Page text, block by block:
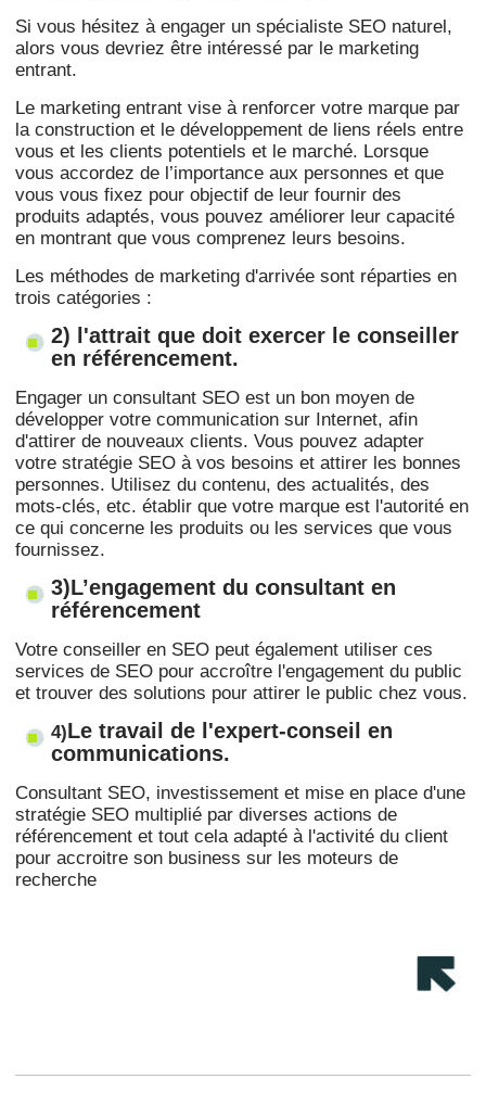
Si vous hésitez à engager un spécialiste SEO naturel,
alors vous devriez être intéressé par le marketing
entrant.
Le marketing entrant vise à renforcer votre marque par
la construction et le développement de liens réels entre
vous et les clients potentiels et le marché. Lorsque
vous accordez de l’importance aux personnes et que
vous vous fixez pour objectif de leur fournir des
produits adaptés, vous pouvez améliorer leur capacité
en montrant que vous comprenez leurs besoins.
Les méthodes de marketing d'arrivée sont réparties en
trois catégories :
2) l'attrait que doit exercer le conseiller
en référencement.
Engager un consultant SEO est un bon moyen de
développer votre communication sur Internet, afin
d'attirer de nouveaux clients. Vous pouvez adapter
votre stratégie SEO à vos besoins et attirer les bonnes
personnes. Utilisez du contenu, des actualités, des
mots-clés, etc. établir que votre marque est l'autorité en
ce qui concerne les produits ou les services que vous
fournissez.
3)L’engagement du consultant en
référencement
Votre conseiller en SEO peut également utiliser ces
services de SEO pour accroître l'engagement du public
et trouver des solutions pour attirer le public chez vous.
4)Le travail de l'expert-conseil en
communications.
Consultant SEO, investissement et mise en place d'une
stratégie SEO multiplié par diverses actions de
référencement et tout cela adapté à l'activité du client
pour accroitre son business sur les moteurs de
recherche